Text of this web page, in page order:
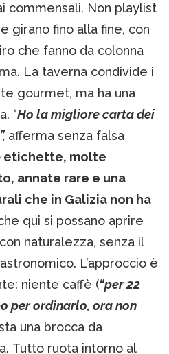
commensali. Non playlist
girano fino alla fine, con
che fanno da colonna
La taverna condivide i
gourmet, ma ha una
“Ho la migliore carta dei
afferma senza falsa
etichette, molte
annate rare e una
che in Galizia non ha
qui si possano aprire
naturalezza, senza il
L’approccio è
niente caffè (“per 22
per ordinarlo, ora non
una brocca da
Tutto ruota intorno al